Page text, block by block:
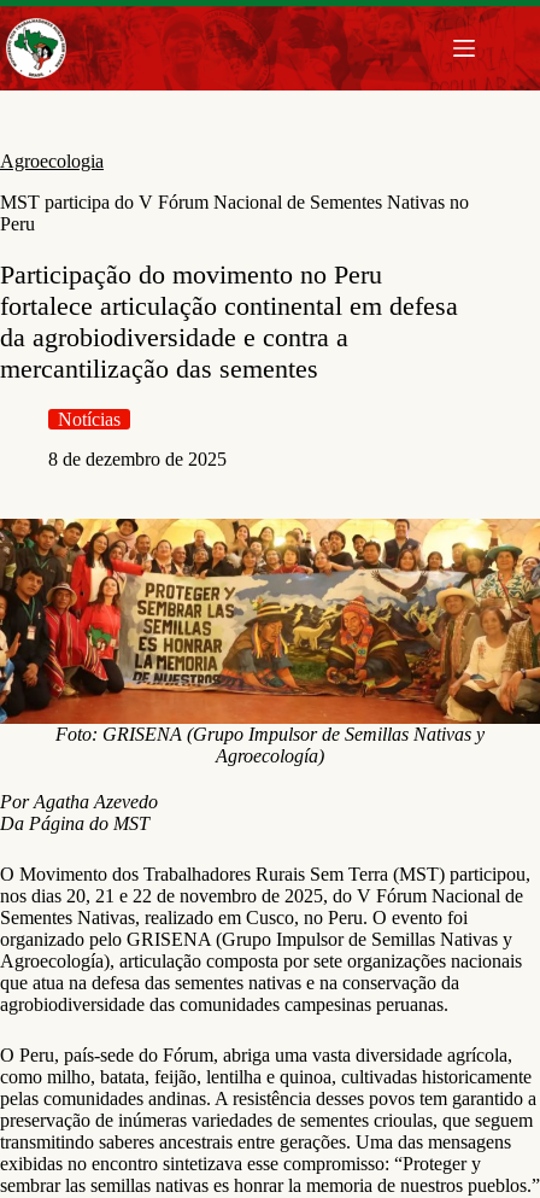
Pular
para
o
conteúdo
Agroecologia
MST participa do V Fórum Nacional de Sementes Nativas no
Peru
Participação do movimento no Peru
fortalece articulação continental em defesa
da agrobiodiversidade e contra a
mercantilização das sementes
Notícias
8 de dezembro de 2025
Foto: GRISENA (Grupo Impulsor de Semillas Nativas y
Agroecología)
Por Agatha Azevedo
Da Página do MST
O Movimento dos Trabalhadores Rurais Sem Terra (MST) participou,
nos dias 20, 21 e 22 de novembro de 2025, do V Fórum Nacional de
Sementes Nativas, realizado em Cusco, no Peru. O evento foi
organizado pelo GRISENA (Grupo Impulsor de Semillas Nativas y
Agroecología), articulação composta por sete organizações nacionais
que atua na defesa das sementes nativas e na conservação da
agrobiodiversidade das comunidades campesinas peruanas.
O Peru, país-sede do Fórum, abriga uma vasta diversidade agrícola,
como milho, batata, feijão, lentilha e quinoa, cultivadas historicamente
pelas comunidades andinas. A resistência desses povos tem garantido a
preservação de inúmeras variedades de sementes crioulas, que seguem
transmitindo saberes ancestrais entre gerações. Uma das mensagens
exibidas no encontro sintetizava esse compromisso: “Proteger y
sembrar las semillas nativas es honrar la memoria de nuestros pueblos.”